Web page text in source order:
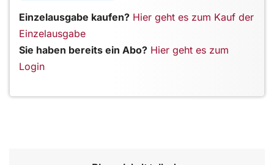
Einzelausgabe kaufen? Hier geht es zum Kauf der
Einzelausgabe
Sie haben bereits ein Abo? Hier geht es zum
Login